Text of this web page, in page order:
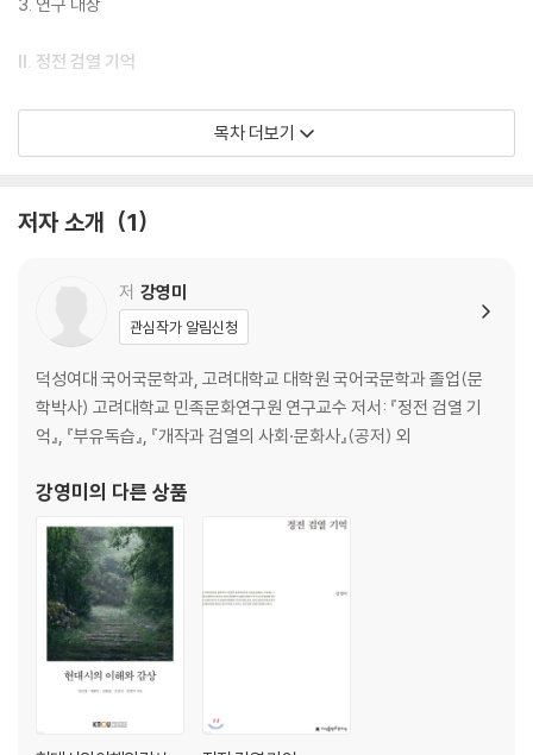
II. 정전 검열 기억
III. 선정과 기억의 원리
1. 김소월, 보편적 삶의 원리 미학화
3) 남북한 시선집 수록 작품의 특징
2. 한용운, 반일 저항시의 계보화
2) 남북한 시선집의 한용운 시 등재 양상
3) 남북한 시선집 수록 작품의 특징
4) 한용운 시의 교과서 등재 양상
5) 결론
1) 서론
3) 가치의 분화 및 고착화 과정
4) 결론
IV. 배제와 검열의 원리
1. 남한 시선집의 배제 원리, 계급성과 사상성
1) 남한 문단의 검열과 배제
2) 남북한 문학사의 카프에 대한 인식의 변화 과정
목차 더보기
저자 소개 1
저 강영미
관심작가 알림신청
덕성여대 국어국문학과, 고려대학교 대학원 국어국문학과 졸업(문
학박사) 고려대학교 민족문화연구원 연구교수 저서: 『정전 검열 기
억』, 『부유독습』, 『개작과 검열의 사회·문화사』(공저) 외
강영미의 다른 상품